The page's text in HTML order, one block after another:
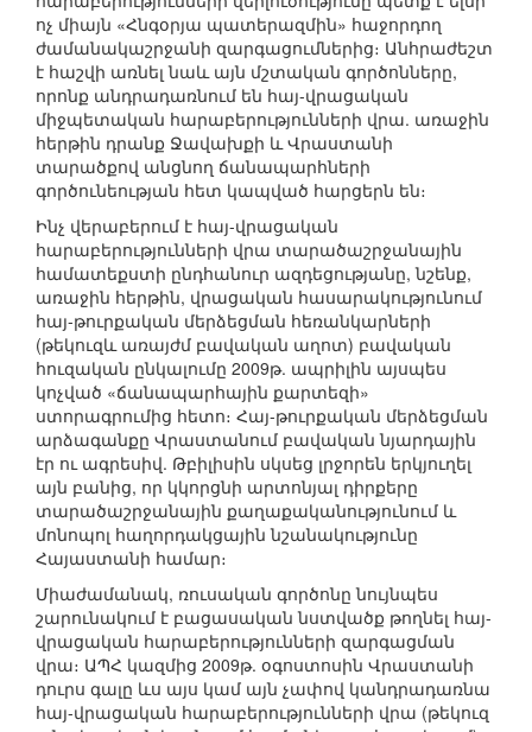
ոչ միայն «Հնգօրյա պատերազմին» հաջորդող
ժամանակաշրջանի զարգացումներից։ Անհրաժեշտ
է հաշվի առնել նաև այն մշտական գործոնները,
որոնք անդրադառնում են հայ-վրացական
միջպետական հարաբերությունների վրա. առաջին
հերթին դրանք Ջավախքի և Վրաստանի
տարածքով անցնող ճանապարհների
գործունեության հետ կապված հարցերն են։
Ինչ վերաբերում է հայ-վրացական
հարաբերությունների վրա տարածաշրջանային
համատեքստի ընդհանուր ազդեցությանը, նշենք,
առաջին հերթին, վրացական հասարակությունում
հայ-թուրքական մերձեցման հեռանկարների
(թեկուզև առայժմ բավական աղոտ) բավական
հուզական ընկալումը 2009թ. ապրիլին այսպես
կոչված «ճանապարհային քարտեզի»
ստորագրումից հետո։ Հայ-թուրքական մերձեցման
արձագանքը Վրաստանում բավական նյարդային
էր ու ագրեսիվ. Թբիլիսին սկսեց լրջորեն երկյուղել
այն բանից, որ կկորցնի արտոնյալ դիրքերը
տարածաշրջանային քաղաքականությունում և
մոնոպոլ հաղորդակցային նշանակությունը
Հայաստանի համար։
Միաժամանակ, ռուսական գործոնը նույնպես
շարունակում է բացասական նստվածք թողնել հայ-
վրացական հարաբերությունների զարգացման
վրա։ ԱՊՀ կազմից 2009թ. օգոստոսին Վրաստանի
դուրս գալը ևս այս կամ այն չափով կանդրադառնա
հայ-վրացական հարաբերությունների վրա (թեկուզ